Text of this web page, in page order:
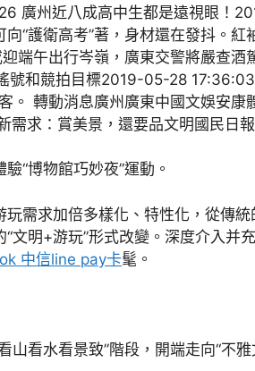
廣州近八成高中生都是遠視眼！
“護衛高考”著，身材還在發抖。
端午出行岑嶺，廣東交警將嚴查
號和競拍目標2019-05-28 17:36:03
。 轉動消息廣州廣東中國文娛安康
需求：賞美景，還要品文明國民
“博物館巧妙夜”運動。
需求加倍多樣化、特性化，從傳統
文明+游玩”形式改變。深度介入并
中信line pay卡髦。
山看水看景致”階段，開端走向“不